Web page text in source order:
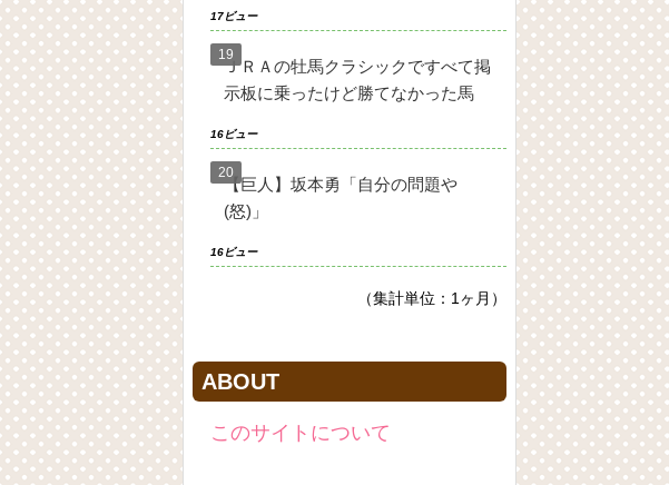
17ビュー
ＪＲＡの牡馬クラシックですべて掲
示板に乗ったけど勝てなかった馬
16ビュー
【巨人】坂本勇「自分の問題や
(怒)」
16ビュー
（集計単位：1ヶ月）
ABOUT
このサイトについて